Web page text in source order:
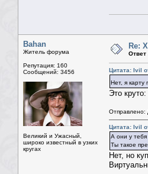
Bahan
Житель форума
Репутация: 160
Сообщений: 3456
Великий и Ужасный,
широко известный в узких
кругах
Re:
Ответ
Цитата: Ivil
Нет, я карту
Это
Отправлено:
Цитата: Ivil
А они у тебя
Ты такое
Нет, но